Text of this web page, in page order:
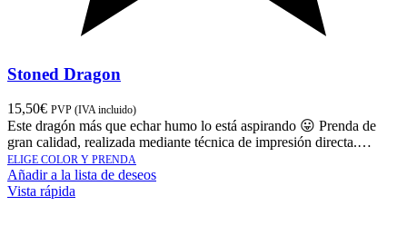
Stoned Dragon
15,50€ PVP (IVA incluido)
Este dragón más que echar humo lo está aspirando 😛 Prenda de
gran calidad, realizada mediante técnica de impresión directa.…
ELIGE COLOR Y PRENDA
Añadir a la lista de deseos
Vista rápida